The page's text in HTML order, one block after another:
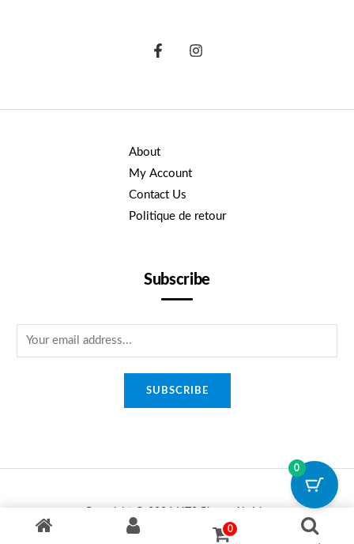
About
My Account
Contact Us
Politique de retour
Subscribe
m
SUBSCRIBE
0
0